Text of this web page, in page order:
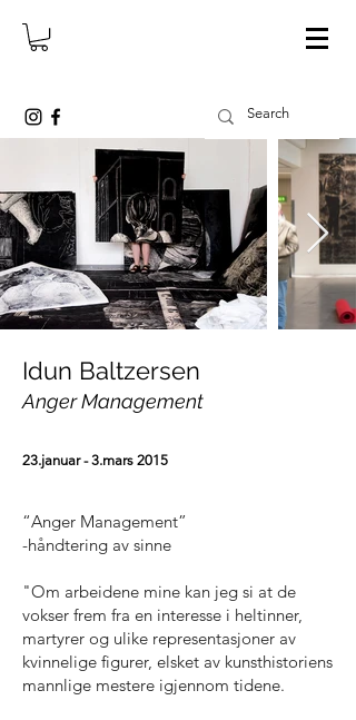
Idun Baltzersen
Anger Management
23.januar - 3.mars 2015
“Anger Management”
-håndtering av sinne
"Om arbeidene mine kan jeg si at de
vokser frem fra en interesse i heltinner,
martyrer og ulike representasjoner av
kvinnelige figurer, elsket av kunsthistoriens
mannlige mestere igjennom tidene.